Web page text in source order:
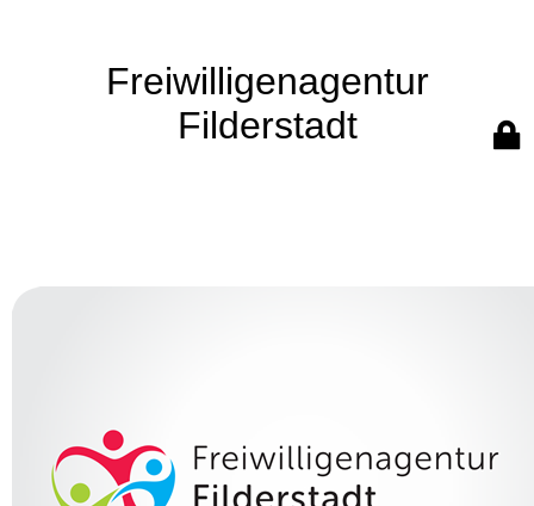
Freiwilligenagentur
Filderstadt